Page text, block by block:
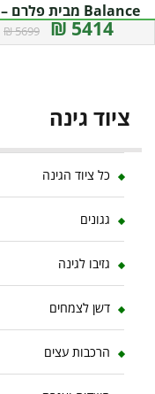
Balance מבית פלרם –
Canopia
5414 ₪
5699 ₪
ציוד גינה
כל ציוד הגינה
גגונים
גזיבו לגינה
דשן לצמחים
הרכבות עצים